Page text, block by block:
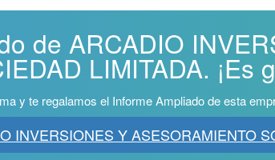
de ARCADIO
LIMITADA. ¡Es
y te regalamos el Informe Ampliado de esta
INVERSIONES Y ASESORAMIENTO